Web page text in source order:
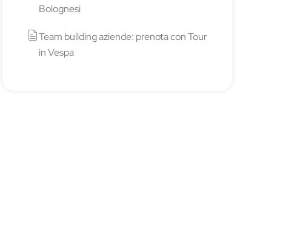
Bolognesi
Team building aziende: prenota con Tour
in Vespa